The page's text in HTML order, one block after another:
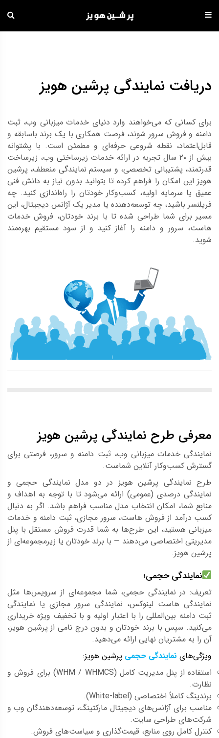
دریافت نمایندگی پرشین هویز
برای کسانی که می‌خواهند وارد دنیای خدمات میزبانی وب، ثبت
دامنه و فروش سرور شوند، فرصت همکاری با یک برند باسابقه و
قابل‌اعتماد، نقطه شروعی حرفه‌ای و مطمئن است. با پشتوانه
بیش از ۲۰ سال تجربه در ارائه خدمات زیرساختی وب، زیرساخت
قدرتمند، پشتیبانی تخصصی، و سیستم نمایندگی منعطف، پرشین
هویز این امکان را فراهم کرده تا بتوانید بدون نیاز به دانش فنی
عمیق یا سرمایه اولیه، کسب‌وکار خودتان را راه‌اندازی کنید. چه
فریلنسر باشید، چه توسعه‌دهنده یا مدیر یک آژانس دیجیتال، این
مسیر برای شما طراحی شده تا با برند خودتان، فروش خدمات
هاست، سرور و دامنه را آغاز کنید و از سود مستقیم بهره‌مند
شوید.
معرفی طرح نمایندگی پرشین هویز
نمایندگی خدمات میزبانی وب، ثبت دامنه و سرور، فرصتی برای
گسترش کسب‌وکار آنلاین شماست.
طرح نمایندگی پرشین هویز در دو مدل نمایندگی حجمی و
نمایندگی درصدی (عمومی) ارائه می‌شود تا با توجه به اهداف و
منابع شما، امکان انتخاب مدل مناسب فراهم باشد. اگر به دنبال
کسب درآمد از فروش هاست، سرور مجازی، ثبت دامنه و خدمات
میزبانی هستید، این طرح‌ها به شما قدرت فروش مستقل با پنل
مدیریتی اختصاصی می‌دهند — با برند خودتان یا زیرمجموعه‌ای از
پرشین هویز.
نمایندگی حجمی؛
تعریف: در نمایندگی حجمی، شما مجموعه‌ای از سرویس‌ها مثل
نمایندگی هاست لینوکس، نمایندگی سرور مجازی یا نمایندگی
ثبت دامنه بین‌المللی را با اعتبار اولیه و با تخفیف ویژه خریداری
می‌کنید. سپس با برند خودتان و بدون درج نامی از پرشین هویز،
آن را به مشتریان نهایی ارائه می‌دهید.
ویژگی‌های نمایندگی حجمی پرشین هویز:
استفاده از پنل مدیریت کامل (WHM / WHMCS) برای فروش و
نظارت.
برندینگ کاملاً اختصاصی (White-label).
مناسب برای آژانس‌های دیجیتال مارکتینگ، توسعه‌دهندگان وب و
شرکت‌های طراحی سایت.
کنترل کامل روی منابع، قیمت‌گذاری و سیاست‌های فروش.